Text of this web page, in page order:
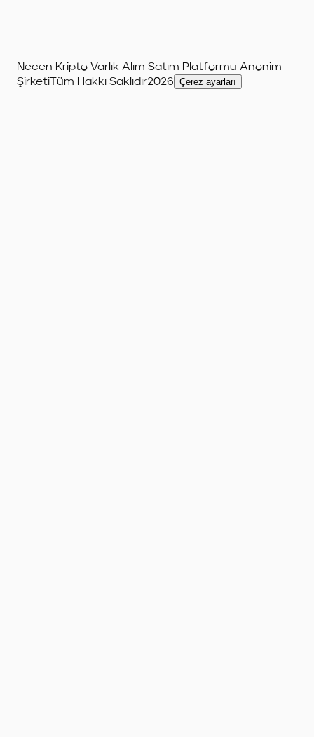
Necen Kripto Varlık Alım Satım Platformu Anonim
Şirketi Tüm Hakkı Saklıdır2026 Çerez ayarları